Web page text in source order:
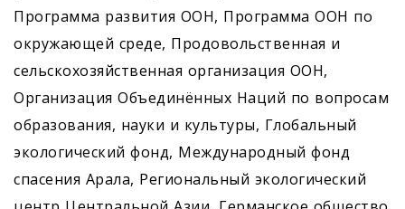
Программа развития ООН, Программа ООН по
окружающей среде, Продовольственная и
сельскохозяйственная организация ООН,
Организация Объединённых Наций по вопросам
образования, науки и культуры, Глобальный
экологический фонд, Международный фонд
спасения Арала, Региональный экологический